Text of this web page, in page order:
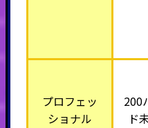
プロフェッ
ショナル
200
ド